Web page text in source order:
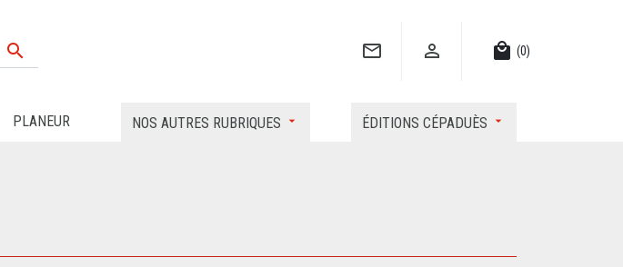
   local_mall (0)
PLANEUR NOS AUTRES RUBRIQUES ÉDITIONS CÉPADUÈS